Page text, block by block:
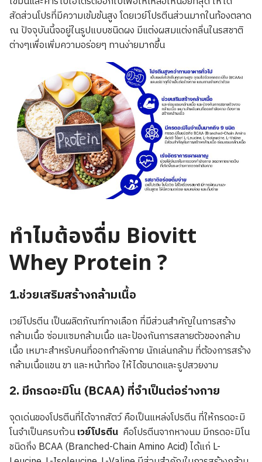
สัดส่วนโปรที่มีความเข้มข้นสูง โดยเวย์โปรตีนส่วนมากในท้องตลาด
ณ ปัจจุบันนี้จอยู่ในรูปแบบชนิดผง มีแต่งผสมแต่งกลิ่นในรสชาติ
ต่างๆเพื่อเพิ่มความอร่อยๆ ทานง่ายมากขึ้น
ทำไมต้องดื่ม Biovitt
Whey Protein ?
1.ช่วยเสริมสร้างกล้ามเนื้อ
เวย์โปรตีน เป็นผลิตภัณฑ์ทางเลือก ที่มีส่วนสำคัญในการสร้าง
กล้ามเนื้อ ซ่อมแซมกล้ามเนื้อ และป้องกันการสลายตัวของกล้าม
เนื้อ เหมาะสำหรับคนที่ออกกำลังกาย นักเล่นกล้าม ที่ต้องการสร้าง
กล้ามเนื้อแขน ขา และหน้าท้อง ให้ได้ขนาดและรูปสวยงาม
2. มีกรดอะมิโน (BCAA) ที่จำเป็นต่อร่างกาย
จุดเด่นของโปรตีนที่ได้จากสัตว์ คือเป็นแหล่งโปรตีน ที่ให้กรดอะมิ
โนจำเป็นครบถ้วนเวย์โปรตีน คือโปรตีนจากหางนม มีกรดอะมิโน
ชนิดกิ่ง BCAA (Branched-Chain Amino Acid) ได้แก่ L-